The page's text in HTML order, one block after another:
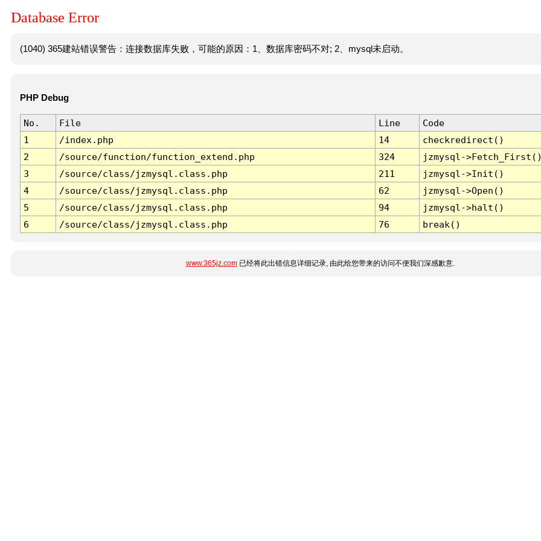
Database Error
(1040) 365建站错误警告：连接数据库失败，可能的原因：1、数据库密码不对; 2、mysql未启动。
PHP Debug
No. File Line
Code
1
/index.php 14
checkredirect()
2
/source/function/function_extend.php 324
jzmysql-
3
/source/class/jzmysql.class.php 211
jzmysql->Init()
4
/source/class/jzmysql.class.php 62
jzmysql->Open()
5
/source/class/jzmysql.class.php 94
jzmysql->halt()
6
/source/class/jzmysql.class.php 76 break()
www.365jz.com已经将此出错信息详细记录, 由此给您带来的访问不便我们深感歉意.